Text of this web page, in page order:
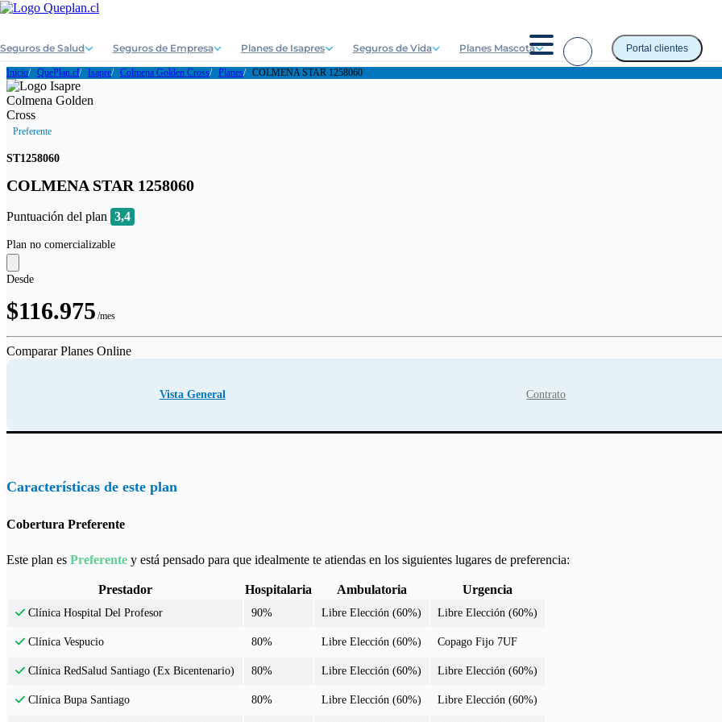
Seguros de Salud Seguros de Empresa Planes de Isapres Seguros de Vida Planes Mascota Portal clientes
Inicio QuePlan.cl Isapre Colmena Golden Cross Planes COLMENA STAR 1258060
Preferente
ST1258060
COLMENA STAR 1258060
Puntuación del plan 3,4
Plan no comercializable
Desde
$116.975 /mes
Comparar Planes Online
Vista General Contrato
Características de este plan
Cobertura Preferente
Este plan es Preferente y está pensado para que idealmente te atiendas en los siguientes lugares de preferencia:
Prestador Hospitalaria Ambulatoria Urgencia
Clínica Hospital Del Profesor 90% Libre Elección (60%) Libre Elección (60%)
Clínica Vespucio 80% Libre Elección (60%) Copago Fijo 7UF
Clínica RedSalud Santiago (Ex Bicentenario) 80% Libre Elección (60%) Libre Elección (60%)
Clínica Bupa Santiago 80% Libre Elección (60%) Libre Elección (60%)